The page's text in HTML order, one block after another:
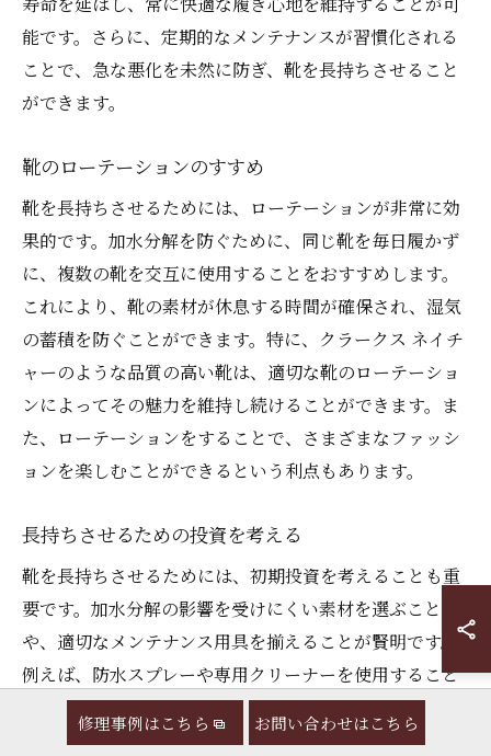
能です。さらに、定期的なメンテナンスが習慣化される
ことで、急な悪化を未然に防ぎ、靴を長持ちさせること
ができます。
靴のローテーションのすすめ
靴を長持ちさせるためには、ローテーションが非常に効
果的です。加水分解を防ぐために、同じ靴を毎日履かず
に、複数の靴を交互に使用することをおすすめします。
これにより、靴の素材が休息する時間が確保され、湿気
の蓄積を防ぐことができます。特に、クラークス ネイチ
ャーのような品質の高い靴は、適切な靴のローテーショ
ンによってその魅力を維持し続けることができます。ま
た、ローテーションをすることで、さまざまなファッシ
ョンを楽しむことができるという利点もあります。
長持ちさせるための投資を考える
靴を長持ちさせるためには、初期投資を考えることも重
要です。加水分解の影響を受けにくい素材を選ぶこと
や、適切なメンテナンス用具を揃えることが賢明です。
例えば、防水スプレーや専用クリーナーを使用すること
で、靴を外部からのダメージから守ります。また、靴の
状態を定期的に確認し、早期に修理や補修を行うことも
修理事例はこちら お問い合わせはこちら